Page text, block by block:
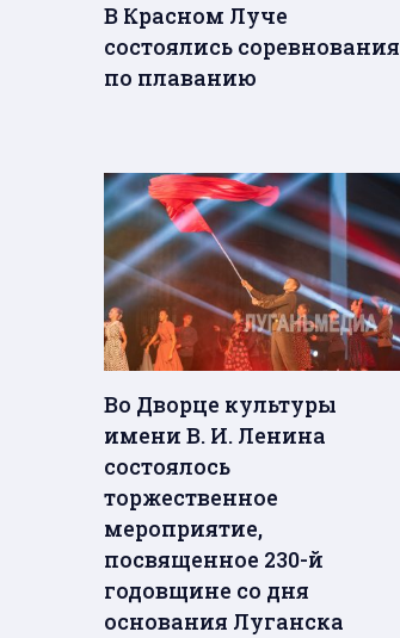
В Красном Луче
состоялись соревнования
по плаванию
Во Дворце культуры
имени В. И. Ленина
состоялось
торжественное
мероприятие,
посвященное 230-й
годовщине со дня
основания Луганска